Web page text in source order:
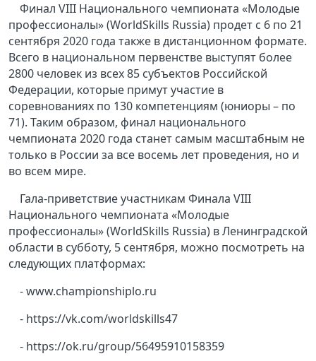
Финал VIII Национального чемпионата «Молодые
профессионалы» (WorldSkills Russia) продет с 6 по 21
сентября 2020 года также в дистанционном формате.
Всего в национальном первенстве выступят более
2800 человек из всех 85 субъектов Российской
Федерации, которые примут участие в
соревнованиях по 130 компетенциям (юниоры – по
71). Таким образом, финал национального
чемпионата 2020 года станет самым масштабным не
только в России за все восемь лет проведения, но и
во всем мире.
Гала-приветствие участникам Финала VIII
Национального чемпионата «Молодые
профессионалы» (WorldSkills Russia) в Ленинградской
области в субботу, 5 сентября, можно посмотреть на
следующих платформах:
- www.championshiplo.ru
- https://vk.com/worldskills47
- https://ok.ru/group/56495910158359